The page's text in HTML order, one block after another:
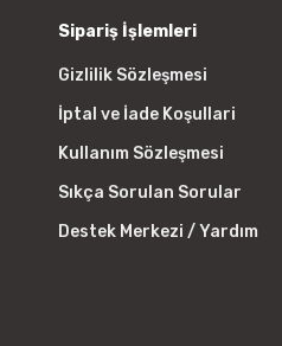
Gönder
Sipariş İşlemleri
Gizlilik Sözleşmesi
İptal ve İade Koşullari
Kullanım Sözleşmesi
Sıkça Sorulan Sorular
Destek Merkezi / Yardım